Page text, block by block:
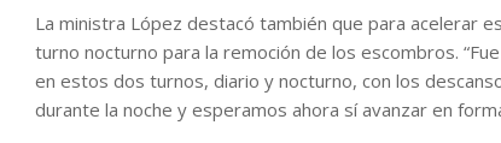
La ministra López destacó también que para acelerar
turno nocturno para la remoción de los escombros.
en estos dos turnos, diario y nocturno, con los
durante la noche y esperamos ahora sí avanzar en